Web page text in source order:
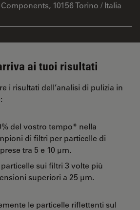
10156 Torino / Italia
ai tuoi risultati
i risultati dell’analisi di pulizia in
del vostro tempo* nella
di filtri per particelle di
tra 5 e 10 µm.
sui filtri 3 volte più
superiori a 25 µm.
le particelle riflettenti sul